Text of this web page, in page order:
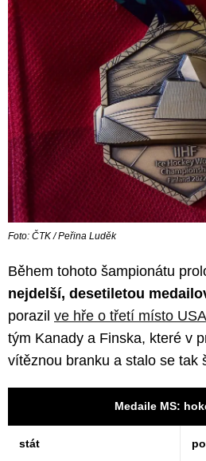
Foto: ČTK / Peřina Luděk
Během tohoto šampionátu
nejdelší, desetiletou
porazil ve hře o třetí místo USA
tým Kanady a Finska, které v
vítěznou branku a stalo se tak
Medaile MS:
stát